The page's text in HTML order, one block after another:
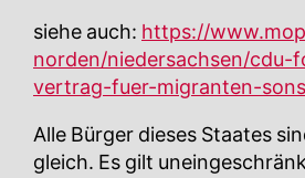
siehe auch: https://
norden/niedersachsen/
vertrag-fuer-migranten-
Alle Bürger dieses Staates
gleich. Es gilt